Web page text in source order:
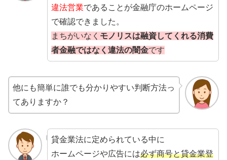
違法営業であることが金融庁のホームページ
で確認できました。
まちがいなく モノリスは融資してくれる消費
者金融ではなく違法の闇金です
他にも簡単に誰でも分かりやすい判断方法っ
てありますか？
貸金業法に定められている中に
ホームページや広告には必ず商号と貸金業登